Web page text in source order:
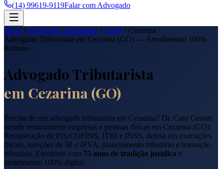
(14) 99619-9119Falar com Advogado
Início Advogado Tributarista Goiás
Cezarina
Advogado Tributarista em Cezarina (GO) — Atendimento 100%
Remoto
Advogado Tributarista
em Cezarina (GO)
Precisa de um advogado tributarista em Cezarina? Dr. Caio Cestari
atende remotamente empresas e pessoas físicas em Cezarina (GO).
Recuperação de PIS/COFINS, ITBI e INSS, defesa em execuções
fiscais, isenções de IR e IPVA, planejamento tributário e transação
tributária. Escritório com 75 anos de tradição jurídica e
atendimento 100% digital.